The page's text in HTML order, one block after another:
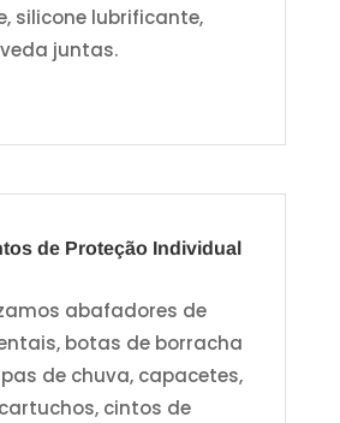
silicone lubrificante,
juntas.
de Proteção Individual
abafadores de
botas de borracha
de chuva, capacetes,
cintos de